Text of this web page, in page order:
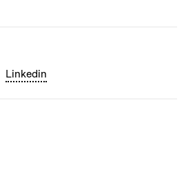
Linkedin